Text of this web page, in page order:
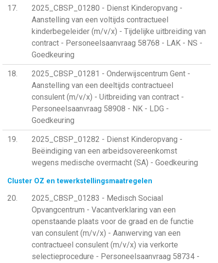
17
2025_CBSP_01280 - Dienst Kinderopvang -
Aanstelling van een voltijds contractueel
kinderbegeleider (m/v/x) - Tijdelijke uitbreiding van
contract - Personeelsaanvraag 58768 - LAK - NS -
Goedkeuring
18
2025_CBSP_01281 - Onderwijscentrum Gent -
Aanstelling van een deeltijds contractueel
consulent (m/v/x) - Uitbreiding van contract -
Personeelsaanvraag 58908 - NK - LDG -
Goedkeuring
19
2025_CBSP_01282 - Dienst Kinderopvang -
Beëindiging van een arbeidsovereenkomst
wegens medische overmacht (SA) - Goedkeuring
Cluster OZ en tewerkstellingsmaatregelen
20
2025_CBSP_01283 - Medisch Sociaal
Opvangcentrum - Vacantverklaring van een
openstaande plaats voor de graad en de functie
van consulent (m/v/x) - Aanwerving van een
contractueel consulent (m/v/x) via verkorte
selectieprocedure - Personeelsaanvraag 58734 -